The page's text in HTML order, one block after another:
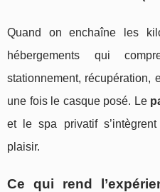
Quand on enchaîne les
hébergements qui
stationnement, récupération,
une fois le casque posé. Le
et le spa privatif
plaisir.
Ce qui rend